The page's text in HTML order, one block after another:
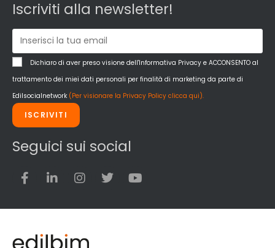
Iscriviti alla newsletter!
Dichiaro di aver preso visione dell'Informativa Privacy e ACCONSENTO al
trattamento dei miei dati personali per finalità di marketing da parte di
Edilsocialnetwork (Per visionare la Privacy Policy clicca qui).
ISCRIVITI
Seguici sui social